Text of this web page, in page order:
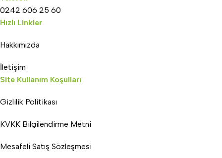
0242 606 25 60
Hızlı Linkler
Hakkımızda
İletişim
Site Kullanım Koşulları
Gizlilik Politikası
KVKK Bilgilendirme Metni
Mesafeli Satış Sözleşmesi